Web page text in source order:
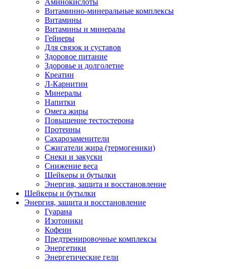
Витаминно-минеральные комплексы
Витамины
Витамины и минералы
Гейнеры
Для связок и суставов
Здоровое питание
Здоровье и долголетие
Креатин
Л-Карнитин
Минералы
Напитки
Омега жиры
Повышение тестостерона
Протеины
Сахарозаменители
Сжигатели жира (термогеники)
Снеки и закуски
Снижение веса
Шейкеры и бутылки
Энергия, защита и восстановление
Шейкеры и бутылки
Энергия, защита и восстановление
Гуарана
Изотоники
Кофеин
Предтренировочные комплексы
Энергетики
Энергетические гели